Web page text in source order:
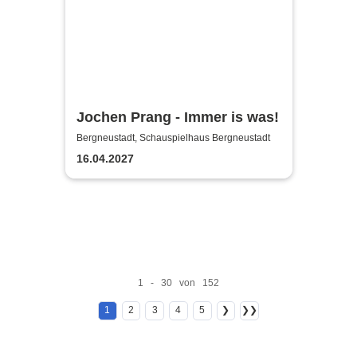
Jochen Prang - Immer is was!
Bergneustadt, Schauspielhaus Bergneustadt
16.04.2027
1 - 30 von 152
1 2 3 4 5 ❯ ❯❯